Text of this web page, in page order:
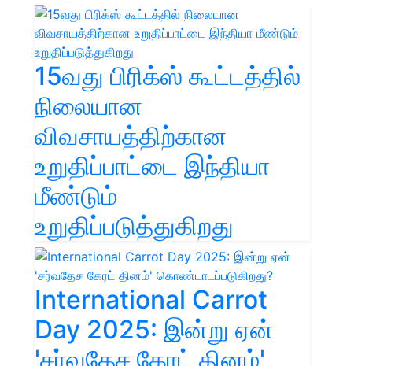
15வது பிரிக்ஸ் கூட்டத்தில்
நிலையான
விவசாயத்திற்கான
உறுதிப்பாட்டை இந்தியா
மீண்டும்
உறுதிப்படுத்துகிறது
International Carrot
Day 2025: இன்று ஏன்
'சர்வதேச கேரட் தினம்'